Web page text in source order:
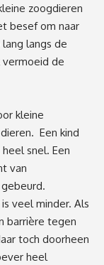
zoogdieren
besef om naar
langs de
de
kleine
Een kind
snel. Een
van
veel minder. Als
barrière tegen
toch doorheen
heel